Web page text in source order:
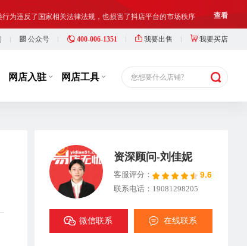
为违反了国家相关法律法规，也损害了抖店平台的市场秩序 查看
受让人、实际经营人均须对网络店铺进行合法合规经营和管理 查看
公众号 400-006-1351 我要出售 我要买店
网店入驻 网店工具 您想要什么店铺?
资深顾问-刘佳妮
客服评分： 9.6
联系电话：19081298205
微信联系 在线联系